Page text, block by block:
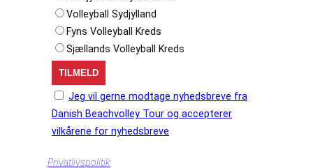
Volleyball Sydjylland
Fyns Volleyball Kreds
Sjællands Volleyball Kreds
Jeg vil gerne modtage nyhedsbreve fra
Danish Beachvolley Tour og accepterer
vilkårene for nyhedsbreve
Privatlivspolitik